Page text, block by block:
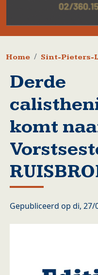
Kruimelpad
Home Sint-Pieters-
Derde
komt
Gepubliceerd op di, 27/